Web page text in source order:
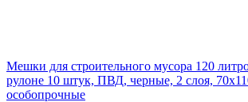
Мешки для строительного мусора 120
рулоне 10 штук, ПВД, черные, 2 слоя,
особопрочные